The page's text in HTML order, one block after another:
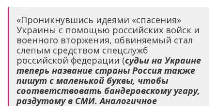
«Проникнувшись идеями «спасения»
Украины с помощью российских войск и
военного вторжения, обвиняемый стал
слепым средством спецслужб
российской федерации (судьи на Украине
теперь название страны Россия также
пишут с маленькой буквы, чтобы
соответствовать бандеровскому угару,
раздутому в СМИ. Аналогичное